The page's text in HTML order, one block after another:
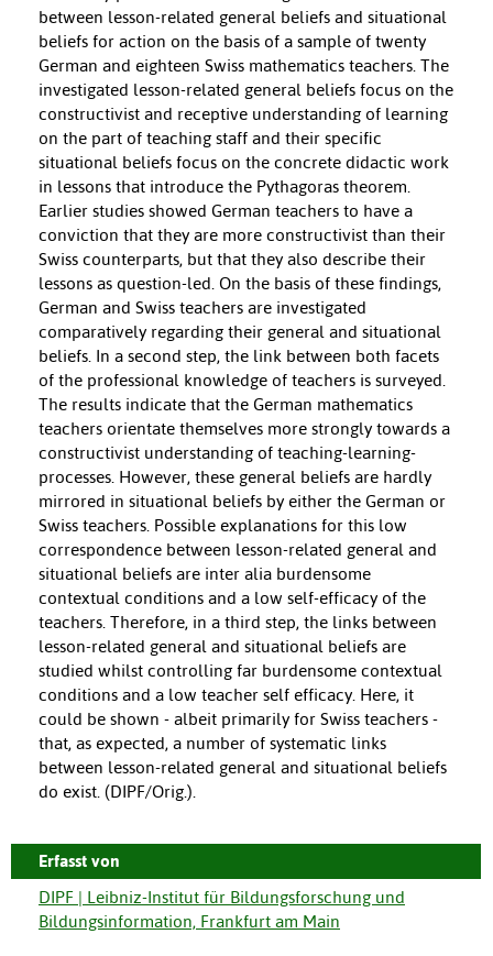
between lesson-related general beliefs and situational
beliefs for action on the basis of a sample of twenty
German and eighteen Swiss mathematics teachers. The
investigated lesson-related general beliefs focus on the
constructivist and receptive understanding of learning
on the part of teaching staff and their specific
situational beliefs focus on the concrete didactic work
in lessons that introduce the Pythagoras theorem.
Earlier studies showed German teachers to have a
conviction that they are more constructivist than their
Swiss counterparts, but that they also describe their
lessons as question-led. On the basis of these findings,
German and Swiss teachers are investigated
comparatively regarding their general and situational
beliefs. In a second step, the link between both facets
of the professional knowledge of teachers is surveyed.
The results indicate that the German mathematics
teachers orientate themselves more strongly towards a
constructivist understanding of teaching-learning-
processes. However, these general beliefs are hardly
mirrored in situational beliefs by either the German or
Swiss teachers. Possible explanations for this low
correspondence between lesson-related general and
situational beliefs are inter alia burdensome
contextual conditions and a low self-efficacy of the
teachers. Therefore, in a third step, the links between
lesson-related general and situational beliefs are
studied whilst controlling far burdensome contextual
conditions and a low teacher self efficacy. Here, it
could be shown - albeit primarily for Swiss teachers -
that, as expected, a number of systematic links
between lesson-related general and situational beliefs
do exist. (DIPF/Orig.).
Erfasst von
DIPF | Leibniz-Institut für Bildungsforschung und
Bildungsinformation, Frankfurt am Main